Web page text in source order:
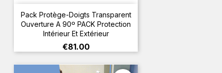
Pack Protège-Doigts Transparent
Ouverture A 90º PACK Protection
Intérieur Et Extérieur
Price
€81.00